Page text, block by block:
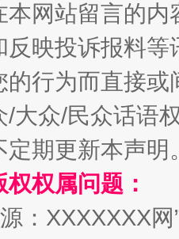
、白藏房 除
本网站留言的内
反映投诉报料
的行为而直接
/大众/民众话语
定期更新本声明
权属问题：
：XXXXXXX